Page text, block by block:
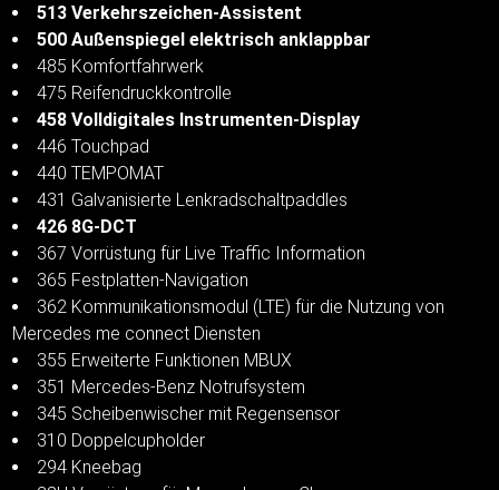
513 Verkehrszeichen-Assistent
500 Außenspiegel elektrisch anklappbar
485 Komfortfahrwerk
475 Reifendruckkontrolle
458 Volldigitales Instrumenten-Display
446 Touchpad
440 TEMPOMAT
431 Galvanisierte Lenkradschaltpaddles
426 8G-DCT
367 Vorrüstung für Live Traffic Information
365 Festplatten-Navigation
362 Kommunikationsmodul (LTE) für die Nutzung von
Mercedes me connect Diensten
355 Erweiterte Funktionen MBUX
351 Mercedes-Benz Notrufsystem
345 Scheibenwischer mit Regensensor
310 Doppelcupholder
294 Kneebag